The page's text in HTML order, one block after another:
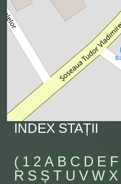
INDEX STAȚII
( 1 2 A B C D E F
R S Ș T U V W X